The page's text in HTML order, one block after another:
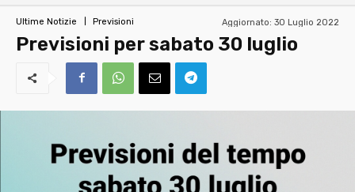
Ultime Notizie Previsioni Aggiornato: 30 Luglio 2022
Previsioni per sabato 30 luglio